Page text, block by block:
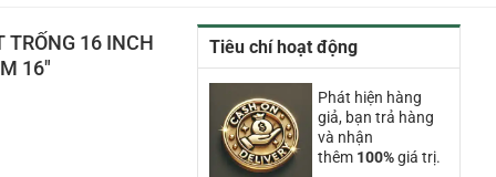
Tiêu chí hoạt động
Phát hiện hàng
giả, bạn trả hàng
và nhận
thêm 100%giá trị.
TRỐNG 16 INCH
16″